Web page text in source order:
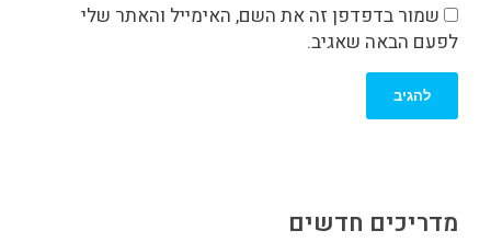
שמור בדפדפן זה את השם, האימייל והאתר שלי
לפעם הבאה שאגיב.
מדריכים חדשים